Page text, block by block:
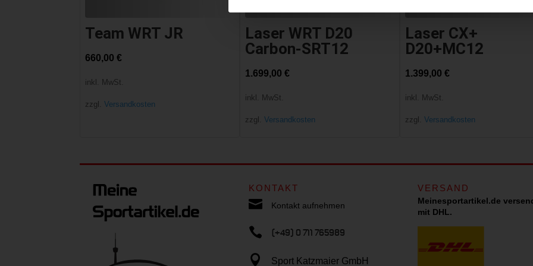
Team WRT JR
660,00€
inkl. MwSt.
zzgl.Versandkosten
Laser WRT D20
Carbon-SRT12
1.699,00€
inkl. MwSt.
zzgl.Versandkosten
Laser CX+
D20+MC12
1.399,00 €
inkl. MwSt.
zzgl. Versandkosten
KONTAKT
 Kontakt aufnehmen
 (+49) 0 711 765989
 Sport Katzmaier GmbH
VERSAND
Meinesportartikel.de
mit DHL.